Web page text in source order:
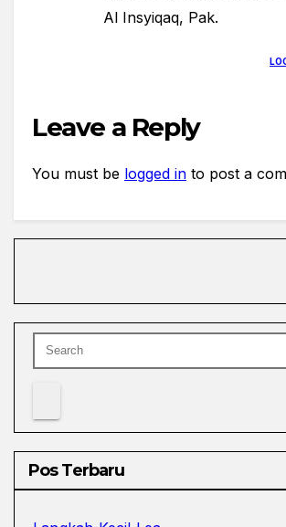
Al Insyiqaq, Pak.
Leave a Reply
You must be logged in to post a
Pos Terbaru